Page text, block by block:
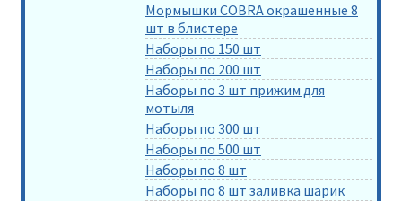
Мормышки COBRA окрашенные 8
шт в блистере
Наборы по 150 шт
Наборы по 200 шт
Наборы по 3 шт прижим для
мотыля
Наборы по 300 шт
Наборы по 500 шт
Наборы по 8 шт
Наборы по 8 шт заливка шарик